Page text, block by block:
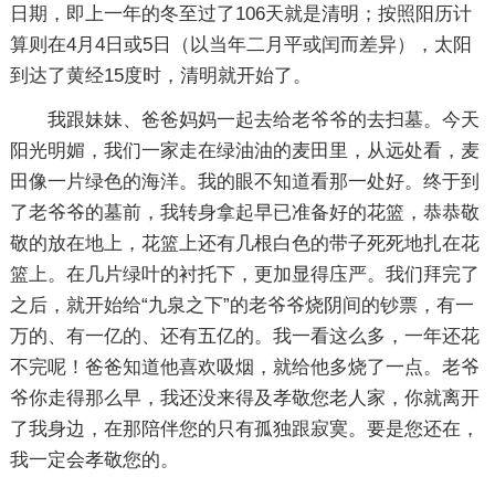
日期，即上一年的冬至过了106天就是清明；按照阳历计
算则在4月4日或5日（以当年二月平或闰而差异），太阳
到达了黄经15度时，清明就开始了。
我跟妹妹、爸爸妈妈一起去给老爷爷的去扫墓。今天
阳光明媚，我们一家走在绿油油的麦田里，从远处看，麦
田像一片绿色的海洋。我的眼不知道看那一处好。终于到
了老爷爷的墓前，我转身拿起早已准备好的花篮，恭恭敬
敬的放在地上，花篮上还有几根白色的带子死死地扎在花
篮上。在几片绿叶的衬托下，更加显得庒严。我们拜完了
之后，就开始给“九泉之下”的老爷爷烧阴间的钞票，有一
万的、有一亿的、还有五亿的。我一看这么多，一年还花
不完呢！爸爸知道他喜欢吸烟，就给他多烧了一点。老爷
爷你走得那么早，我还没来得及孝敬您老人家，你就离开
了我身边，在那陪伴您的只有孤独跟寂寞。要是您还在，
我一定会孝敬您的。